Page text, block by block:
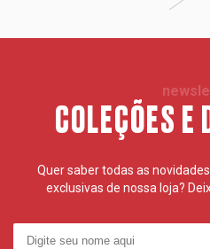
COLEÇÕES E
Quer saber todas as
exclusivas de nossa loja?